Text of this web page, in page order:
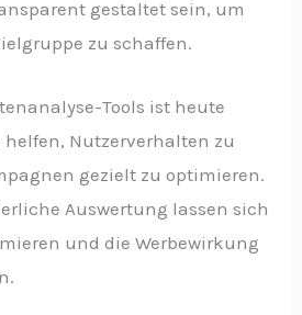
gestaltet sein, um
zu schaffen.
Tools ist heute
Nutzerverhalten zu
gezielt zu optimieren.
Auswertung lassen sich
und die Werbewirkung